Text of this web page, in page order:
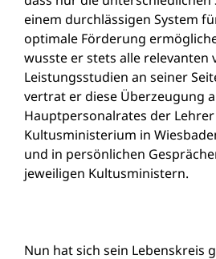
einem durchlässigen System
optimale Förderung
wusste er stets alle relevanten
Leistungsstudien an seiner
vertrat er diese Überzeugung
Hauptpersonalrates der
Kultusministerium in
und in persönlichen
jeweiligen Kultusministern.
Nun hat sich sein Lebenskreis